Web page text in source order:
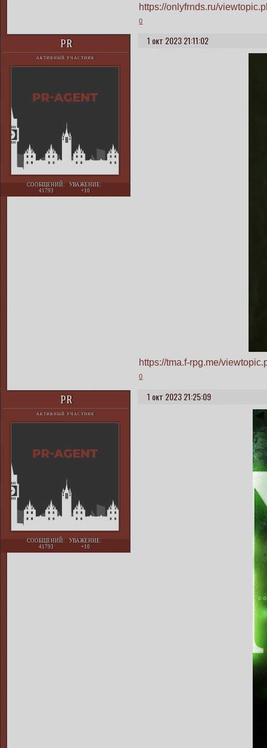
https://onlyfrnds.ru/
0
1 окт 2023 21:11:02
PR
АКТИВНЫЙ УЧАСТНИК
СООБЩЕНИЙ:
41793
УВАЖЕНИЕ:
+10
https://tma.f-rpg.me/
0
1 окт 2023 21:25:09
PR
АКТИВНЫЙ УЧАСТНИК
СООБЩЕНИЙ:
41793
УВАЖЕНИЕ:
+10